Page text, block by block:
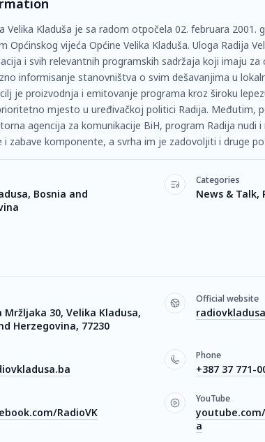
Velika Kladuša je sa radom otpočela 02. februara 2001.
Općinskog vijeća Općine Velika Kladuša. Uloga Radija
i svih relevantnih programskih sadržaja koji imaju za
informisanje stanovništva o svim dešavanjima u
je proizvodnja i emitovanje programa kroz široku
mjesto u uređivačkoj politici Radija. Međutim,
agencija za komunikacije BiH, program Radija nudi
i zabave komponente, a svrha im je zadovoljiti i druge
Bosnia and
Categories
News & Talk,
30, Velika Kladusa,
Herzegovina, 77230
Official website
Phone
+387 37 771-
RadioVK
YouTube
a